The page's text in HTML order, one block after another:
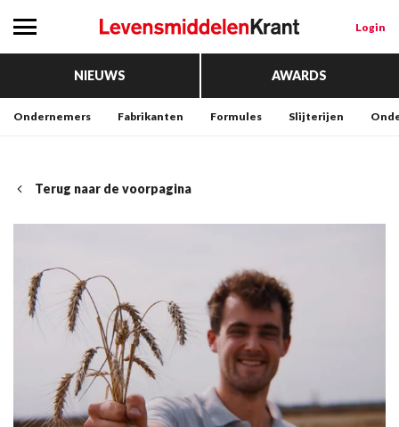
Login
NIEUWS AWARDS
Ondernemers Fabrikanten Formules Slijterijen
Terug naar de voorpagina